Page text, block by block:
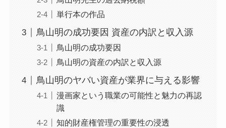
単行本の作品
鳥山明の成功要因 資産の内訳と収入源
鳥山明の成功要因
鳥山明の資産の内訳と収入源
鳥山明のヤバい資産が業界に与える影響
漫画家という職業の可能性と魅力の再認
識
知的財産権管理の重要性の浸透